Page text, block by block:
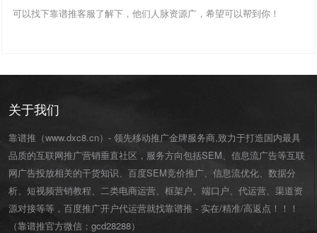
可以找下靠谱推客服了解下，他们人脉资源广，希望可以帮到你！
关于我们
靠谱推（www.dxc8.cn）- 领先移动推广金牌服务商,致力于打造国内最具
品质的互联网推广营销垂直社区，服务方向包括SEM、信息流广告等互联
网广告投放相关的干货知识、百度SEM竞价推广、信息流优化、数据分
析、短视频营销教程、二类电商运营、 框架户 端口户 代运营 、渠道资
源对接等等，百度推广开户代运营就找靠谱推 - 实在/精准/高返点！！！
（靠谱推官方微信： gcd28288）